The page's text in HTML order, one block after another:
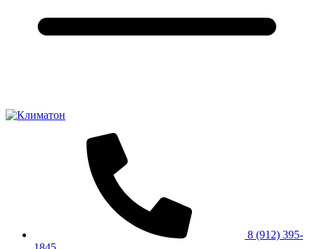
8 (912) 395-